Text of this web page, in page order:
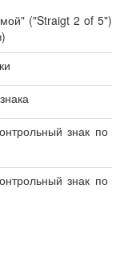
("Straigt 2 of 5")
знак по
знак по